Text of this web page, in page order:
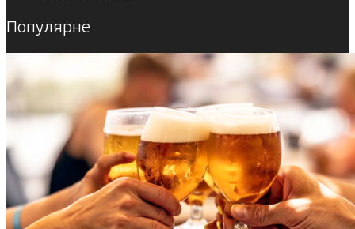
Популярне